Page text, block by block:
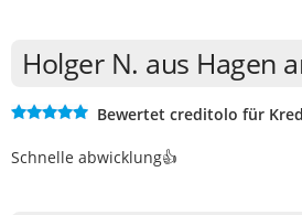
Holger N. aus Hagen
Bewertet creditolo für
Schnelle abwicklung👍